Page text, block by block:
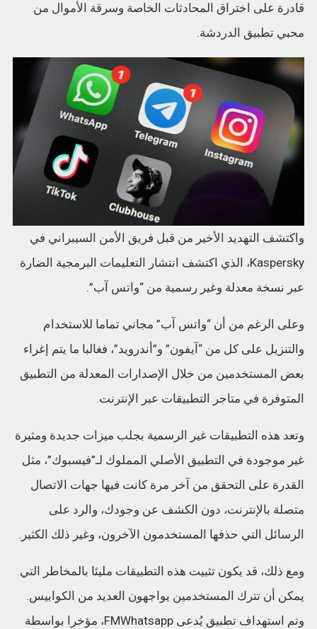
قادرة على اختراق المحادثات الخاصة وسرقة الأموال من
محبي تطبيق الدردشة.
واكتشف التهديد الأخير من قبل فريق الأمن السيبراني في
Kaspersky، الذي اكتشف انتشار التعليمات البرمجية الضارة
عبر نسخة معدلة وغير رسمية من “واتس آب”.
وعلى الرغم من أن “واتس آب” مجاني تماما للاستخدام
والتنزيل على كل من “آيفون” و”أندرويد”، فغالبا ما يتم إغراء
بعض المستخدمين من خلال الإصدارات المعدلة من التطبيق
المتوفرة في متاجر التطبيقات عبر الإنترنت.
وتعد هذه التطبيقات غير الرسمية بجلب ميزات جديدة ومثيرة
غير موجودة في التطبيق الأصلي المملوك لـ”فيسبوك”، مثل
القدرة على التحقق من آخر مرة كانت فيها جهات الاتصال
متصلة بالإنترنت، دون الكشف عن وجودك، والرد على
الرسائل التي حذفها المستخدمون الآخرون، وغير ذلك الكثير.
ومع ذلك، قد يكون تثبيت هذه التطبيقات مليئا بالمخاطر التي
يمكن أن تترك المستخدمين يواجهون العديد من الكوابيس.
وتم استهداف تطبيق يُدعى FMWhatsapp، مؤخرا بواسطة